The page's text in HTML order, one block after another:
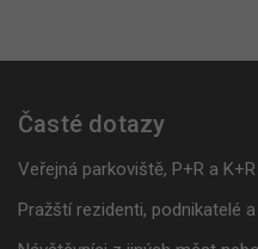
Časté dotazy
Veřejná parkoviště, P+R a K+R
Pražští rezidenti, podnikatelé